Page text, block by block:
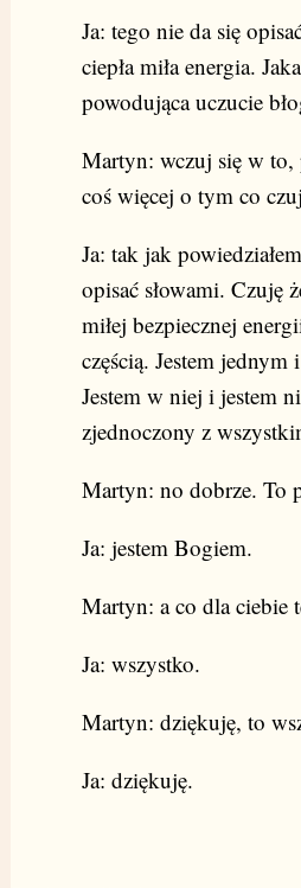
Ja: tego nie da się
ciepła miła energia.
powodująca uczucie
Martyn: wczuj się w
coś więcej o tym co
Ja: tak jak
opisać słowami. Czuję
miłej bezpiecznej
częścią. Jestem
Jestem w niej i jestem
zjednoczony z
Martyn: no dobrze. To
Ja: jestem Bogiem.
Martyn: a co dla ciebie
Ja: wszystko.
Martyn: dziękuję, to
Ja: dziękuję.